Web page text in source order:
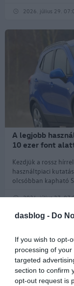
dasblog - Do
If you wish to opt-
processing of
targeted
section to confirm
opt-out request is
2026. július 29.
A legjobb
10 ezer font
2026. július 27.
Kezdjük a rossz
használtpiaci
olcsóbban kapható